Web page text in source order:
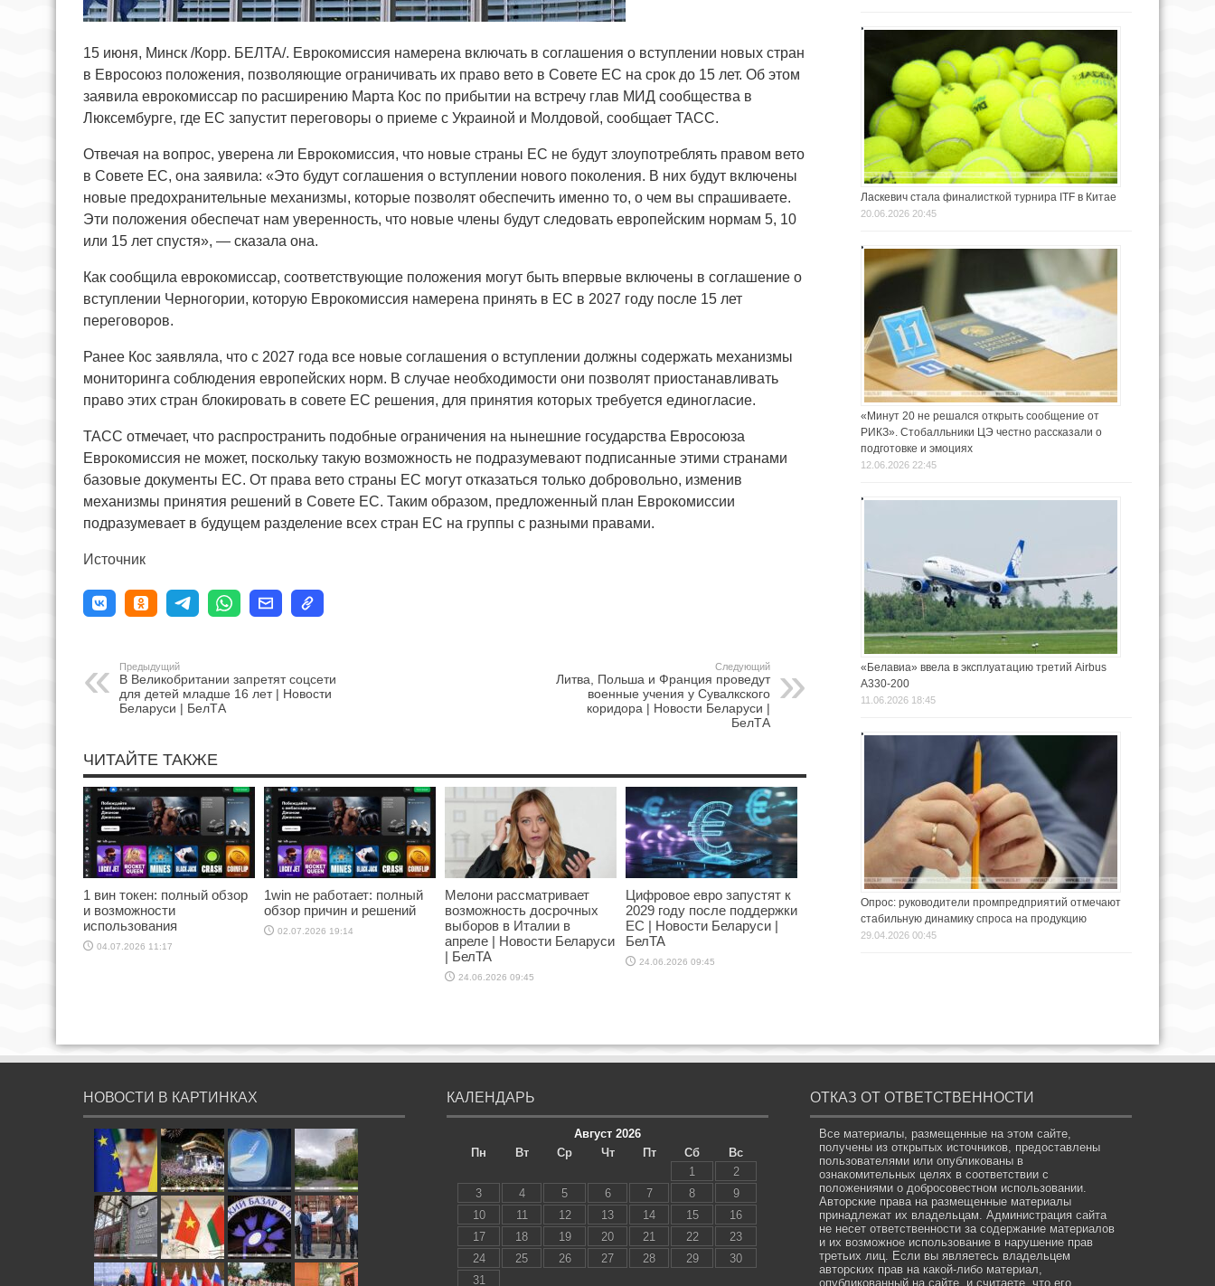
15 июня, Минск /Корр. БЕЛТА/. Еврокомиссия намерена включать в соглашения о вступлении новых стран
в Евросоюз положения, позволяющие ограничивать их право вето в Совете ЕС на срок до 15 лет. Об этом
заявила еврокомиссар по расширению Марта Кос по прибытии на встречу глав МИД сообщества в
Люксембурге, где ЕС запустит переговоры о приеме с Украиной и Молдовой, сообщает ТАСС.
Отвечая на вопрос, уверена ли Еврокомиссия, что новые страны ЕС не будут злоупотреблять правом вето
в Совете ЕС, она заявила: «Это будут соглашения о вступлении нового поколения. В них будут включены
новые предохранительные механизмы, которые позволят обеспечить именно то, о чем вы спрашиваете.
Эти положения обеспечат нам уверенность, что новые члены будут следовать европейским нормам 5, 10
или 15 лет спустя», — сказала она.
Как сообщила еврокомиссар, соответствующие положения могут быть впервые включены в соглашение о
вступлении Черногории, которую Еврокомиссия намерена принять в ЕС в 2027 году после 15 лет
переговоров.
Ранее Кос заявляла, что с 2027 года все новые соглашения о вступлении должны содержать механизмы
мониторинга соблюдения европейских норм. В случае необходимости они позволят приостанавливать
право этих стран блокировать в совете ЕС решения, для принятия которых требуется единогласие.
ТАСС отмечает, что распространить подобные ограничения на нынешние государства Евросоюза
Еврокомиссия не может, поскольку такую возможность не подразумевают подписанные этими странами
базовые документы ЕС. От права вето страны ЕС могут отказаться только добровольно, изменив
механизмы принятия решений в Совете ЕС. Таким образом, предложенный план Еврокомиссии
подразумевает в будущем разделение всех стран ЕС на группы с разными правами.
Источник
Предыдущий
В Великобритании запретят соцсети
для детей младше 16 лет | Новости
Беларуси | БелТА
Следующий
Литва, Польша и Франция проведут
военные учения у Сувалкского
коридора | Новости Беларуси |
БелТА
ЧИТАЙТЕ ТАКЖЕ
1 вин токен: полный обзор
и возможности
использования
04.07.2026 11:17
1win не работает: полный
обзор причин и решений
02.07.2026 19:14
Мелони рассматривает
возможность досрочных
выборов в Италии в
апреле | Новости Беларуси
| БелТА
24.06.2026 09:45
Цифровое евро запустят к
2029 году после поддержки
ЕС | Новости Беларуси |
БелТА
24.06.2026 09:45
Ласкевич стала финалисткой турнира ITF в Китае
20.06.2026 20:45
«Минут 20 не решался открыть сообщение от
РИКЗ». Стобалльники ЦЭ честно рассказали о
подготовке и эмоциях
12.06.2026 22:45
«Белавиа» ввела в эксплуатацию третий Airbus
A330-200
11.06.2026 18:45
Опрос: руководители промпредприятий отмечают
стабильную динамику спроса на продукцию
29.04.2026 00:45
НОВОСТИ В КАРТИНКАХ КАЛЕНДАРЬ
Август 2026
Пн
Вт Ср Чт Пт Сб
Вс
1
2
3
4 5 6 7 8
9
10
11 12 13 14 15
16
17
18 19 20 21 22
23
24
25 26 27 28 29
30
31
ОТКАЗ ОТ ОТВЕТСТВЕННОСТИ
Все материалы, размещенные на этом сайте,
получены из открытых источников, предоставлены
пользователями или опубликованы в
ознакомительных целях в соответствии с
положениями о добросовестном использовании.
Авторские права на размещенные материалы
принадлежат их владельцам. Администрация сайта
не несет ответственности за содержание материалов
и их возможное использование в нарушение прав
третьих лиц. Если вы являетесь владельцем
авторских прав на какой-либо материал,
опубликованный на сайте, и считаете, что его